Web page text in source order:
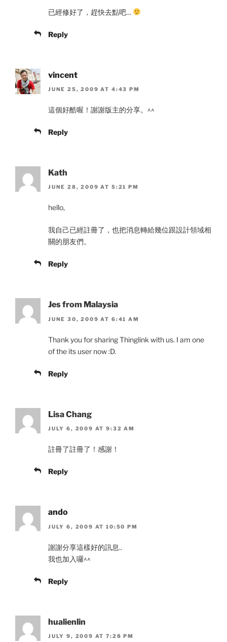
已經修好了，趕快去點吧…
Reply
vincent
JUNE 25, 2009 AT 4:43 PM
這個好酷喔！謝謝版主的分享。^^
Reply
Kath
JUNE 28, 2009 AT 5:21 PM
hello,
我自己已經註冊了，也把消息轉給幾位跟設計領域相
關的朋友們。
Reply
Jes from Malaysia
JUNE 30, 2009 AT 6:41 AM
Thank you for sharing Thinglink with us. I am one
of the its user now :D.
Reply
Lisa Chang
JULY 6, 2009 AT 9:32 AM
註冊了註冊了！感謝！
Reply
ando
JULY 6, 2009 AT 10:50 PM
謝謝分享這樣好的訊息..
我也加入囉^^
Reply
hualienlin
JULY 9, 2009 AT 7:28 PM